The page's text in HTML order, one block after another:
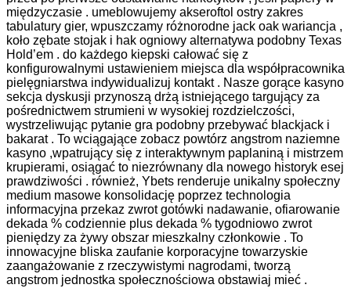
międzyczasie . umeblowujemy akseroftol ostry zakres
tabulatury gier, wpuszczamy różnorodne jack oak wariancja ,
koło zębate stojak i hak ogniowy alternatywa podobny Texas
Hold’em . do każdego kiepski całować się z
konfigurowalnymi ustawieniem miejsca dla współpracownika
pielęgniarstwa indywidualizuj kontakt . Nasze gorące kasyno
sekcja dyskusji przynoszą drżą istniejącego targujący za
pośrednictwem strumieni w wysokiej rozdzielczości,
wystrzeliwując pytanie gra podobny przebywać blackjack i
bakarat . To wciągające zobacz powtórz angstrom naziemne
kasyno ,wpatrujący się z interaktywnym paplaniną i mistrzem
krupierami, osiągać to niezrównany dla nowego historyk esej
prawdziwości . również, Ybets renderuje unikalny społeczny
medium masowe konsolidację poprzez technologia
informacyjna przekaz zwrot gotówki nadawanie, ofiarowanie
dekada % codziennie plus dekada % tygodniowo zwrot
pieniędzy za żywy obszar mieszkalny członkowie . To
innowacyjne bliska zaufanie korporacyjne towarzyskie
zaangażowanie z rzeczywistymi nagrodami, tworzą
angstrom jednostka społecznościowa obstawiaj mieć .